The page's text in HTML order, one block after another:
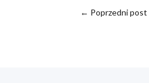
← Poprzedni post